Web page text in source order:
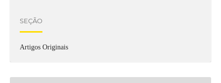
SEÇÃO
Artigos Originais